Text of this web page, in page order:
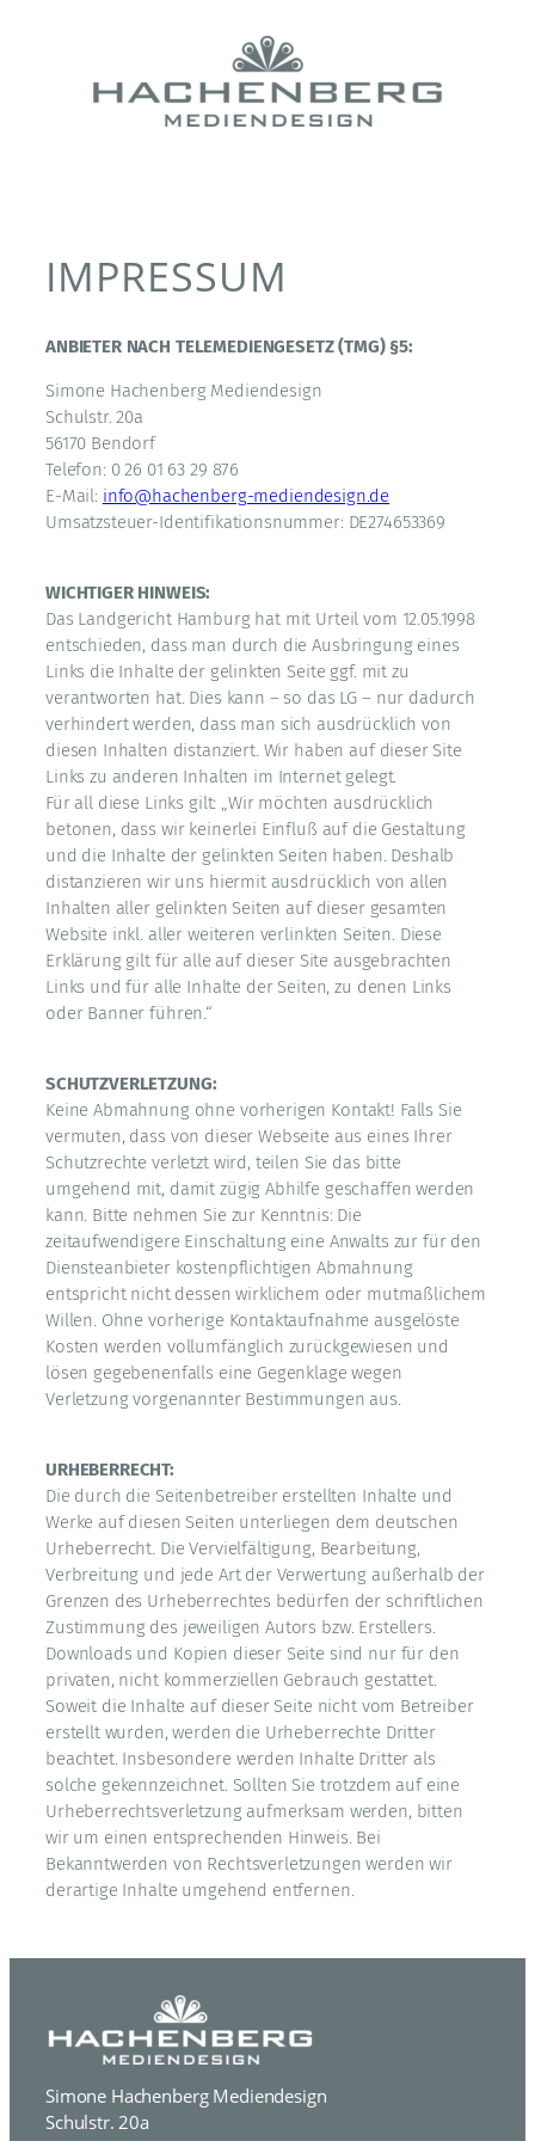
IMPRESSUM
ANBIETER NACH TELEMEDIENGESETZ (TMG) §5:
Simone Hachenberg Mediendesign
Schulstr. 20a
56170 Bendorf
Telefon: 0 26 01 63 29 876
E-Mail: info@hachenberg-mediendesign.de
Umsatzsteuer-Identifikationsnummer: DE274653369
WICHTIGER HINWEIS:
Das Landgericht Hamburg hat mit Urteil vom 12.05.1998
entschieden, dass man durch die Ausbringung eines
Links die Inhalte der gelinkten Seite ggf. mit zu
verantworten hat. Dies kann – so das LG – nur dadurch
verhindert werden, dass man sich ausdrücklich von
diesen Inhalten distanziert. Wir haben auf dieser Site
Links zu anderen Inhalten im Internet gelegt.
Für all diese Links gilt: „Wir möchten ausdrücklich
betonen, dass wir keinerlei Einfluß auf die Gestaltung
und die Inhalte der gelinkten Seiten haben. Deshalb
distanzieren wir uns hiermit ausdrücklich von allen
Inhalten aller gelinkten Seiten auf dieser gesamten
Website inkl. aller weiteren verlinkten Seiten. Diese
Erklärung gilt für alle auf dieser Site ausgebrachten
Links und für alle Inhalte der Seiten, zu denen Links
oder Banner führen.“
SCHUTZVERLETZUNG:
Keine Abmahnung ohne vorherigen Kontakt! Falls Sie
vermuten, dass von dieser Webseite aus eines Ihrer
Schutzrechte verletzt wird, teilen Sie das bitte
umgehend mit, damit zügig Abhilfe geschaffen werden
kann. Bitte nehmen Sie zur Kenntnis: Die
zeitaufwendigere Einschaltung eine Anwalts zur für den
Diensteanbieter kostenpflichtigen Abmahnung
entspricht nicht dessen wirklichem oder mutmaßlichem
Willen. Ohne vorherige Kontaktaufnahme ausgelöste
Kosten werden vollumfänglich zurückgewiesen und
lösen gegebenenfalls eine Gegenklage wegen
Verletzung vorgenannter Bestimmungen aus.
URHEBERRECHT:
Die durch die Seitenbetreiber erstellten Inhalte und
Werke auf diesen Seiten unterliegen dem deutschen
Urheberrecht. Die Vervielfältigung, Bearbeitung,
Verbreitung und jede Art der Verwertung außerhalb der
Grenzen des Urheberrechtes bedürfen der schriftlichen
Zustimmung des jeweiligen Autors bzw. Erstellers.
Downloads und Kopien dieser Seite sind nur für den
privaten, nicht kommerziellen Gebrauch gestattet.
Soweit die Inhalte auf dieser Seite nicht vom Betreiber
erstellt wurden, werden die Urheberrechte Dritter
beachtet. Insbesondere werden Inhalte Dritter als
solche gekennzeichnet. Sollten Sie trotzdem auf eine
Urheberrechtsverletzung aufmerksam werden, bitten
wir um einen entsprechenden Hinweis. Bei
Bekanntwerden von Rechtsverletzungen werden wir
derartige Inhalte umgehend entfernen.
Simone Hachenberg Mediendesign
Schulstr. 20a